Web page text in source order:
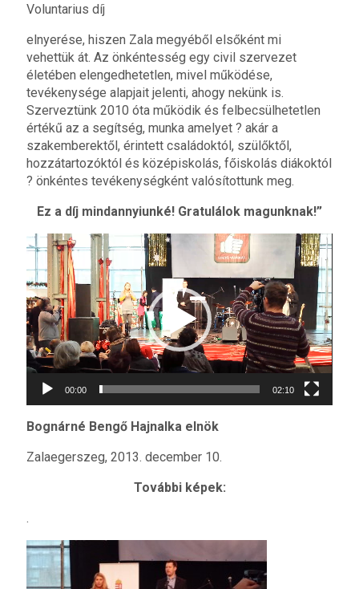
Voluntarius díj
elnyerése, hiszen Zala megyéből elsőként mi
vehettük át. Az önkéntesség egy civil szervezet
életében elengedhetetlen, mivel működése,
tevékenysége alapjait jelenti, ahogy nekünk is.
Szerveztünk 2010 óta működik és felbecsülhetetlen
értékű az a segítség, munka amelyet ? akár a
szakemberektől, érintett családoktól, szülőktől,
hozzátartozóktól és középiskolás, főiskolás diákoktól
? önkéntes tevékenységként valósítottunk meg.
Ez a díj mindannyiunké! Gratulálok magunknak!”
Videólejátszó
00:00 02:10
Bognárné Bengő Hajnalka elnök
Zalaegerszeg, 2013. december 10.
További képek:
.